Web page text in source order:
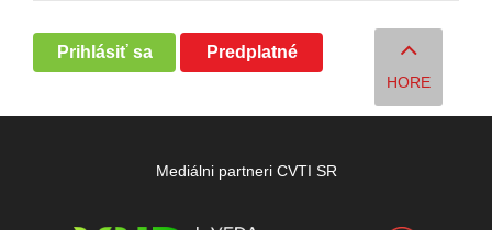
Prihlásiť sa Predplatné
HORE
Mediálni partneri CVTI SR